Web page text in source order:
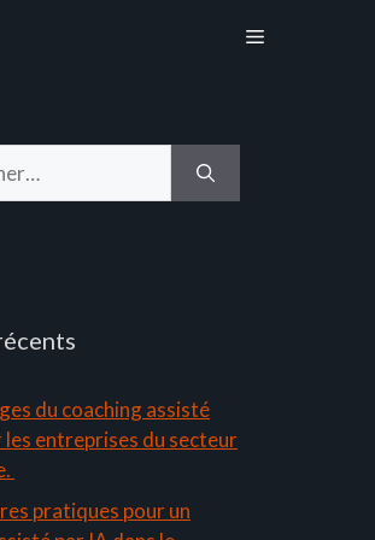
Menu
du coaching assisté
les entreprises du secteur
pratiques pour un